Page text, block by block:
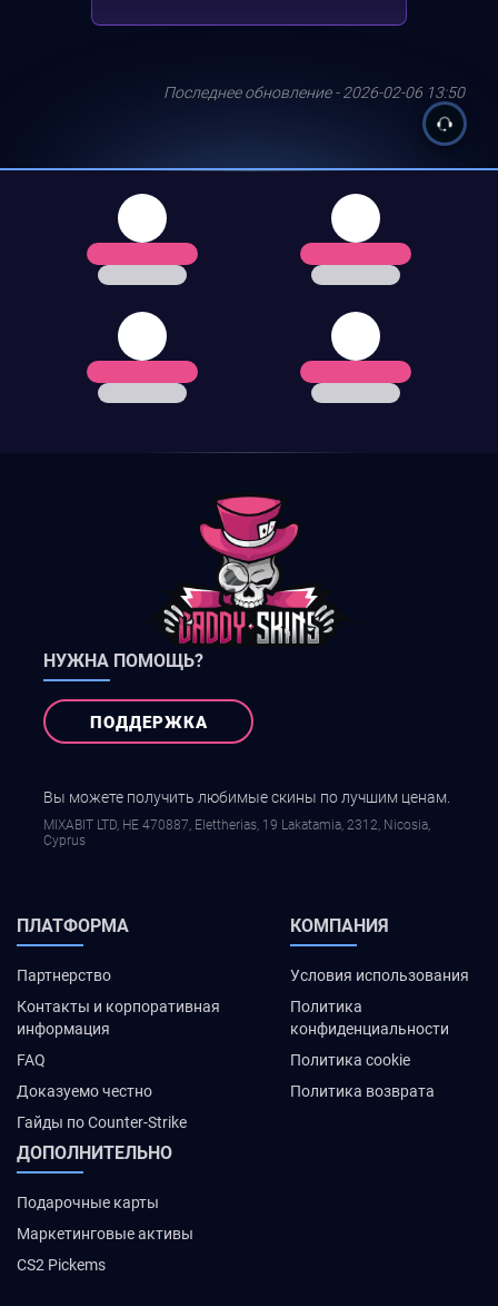
Последнее обновление - 2026-02-06 13:50
НУЖНА ПОМОЩЬ?
ПОДДЕРЖКА
Вы можете получить любимые скины по лучшим ценам.
MIXABIT LTD, ΗΕ 470887, Elettherias, 19 Lakatamia, 2312, Nicosia,
Cyprus
ПЛАТФОРМА
Партнерство
Контакты и корпоративная
информация
FAQ
Доказуемо честно
Гайды по Counter-Strike
КОМПАНИЯ
Условия использования
Политика
конфиденциальности
Политика cookie
Политика возврата
ДОПОЛНИТЕЛЬНО
Подарочные карты
Маркетинговые активы
CS2 Pickems